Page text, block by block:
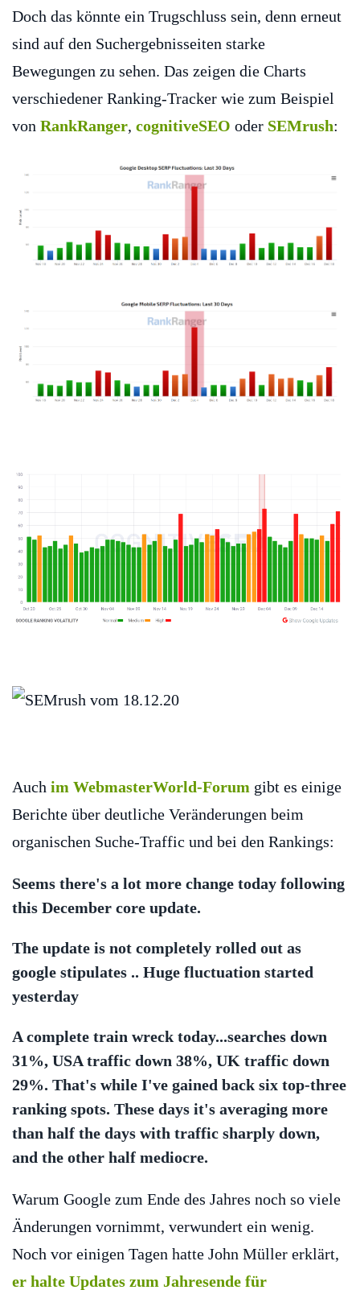
Doch das könnte ein Trugschluss sein, denn erneut
sind auf den Suchergebnisseiten starke
Bewegungen zu sehen. Das zeigen die Charts
verschiedener Ranking-Tracker wie zum Beispiel
von RankRanger, cognitiveSEO oder SEMrush:
Auch im WebmasterWorld-Forum gibt es einige
Berichte über deutliche Veränderungen beim
organischen Suche-Traffic und bei den Rankings:
Seems there's a lot more change today following
this December core update.
The update is not completely rolled out as
google stipulates .. Huge fluctuation started
yesterday
A complete train wreck today...searches down
31%, USA traffic down 38%, UK traffic down
29%. That's while I've gained back six top-three
ranking spots. These days it's averaging more
than half the days with traffic sharply down,
and the other half mediocre.
Warum Google zum Ende des Jahres noch so viele
Änderungen vornimmt, verwundert ein wenig.
Noch vor einigen Tagen hatte John Müller erklärt,
er halte Updates zum Jahresende für